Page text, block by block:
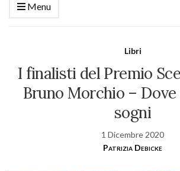
Menu
Libri
I finalisti del Premio
Bruno Morchio –
sogni
1 Dicembre 2020
Patrizia Debicke